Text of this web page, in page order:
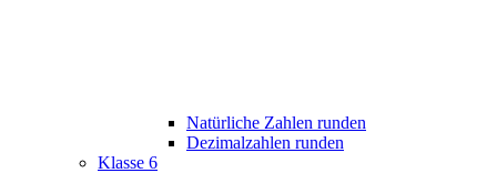
Natürliche Zahlen runden
Dezimalzahlen runden
Klasse 6